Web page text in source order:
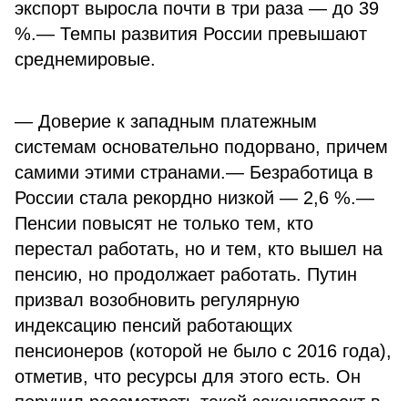
экспорт выросла почти в три раза — до 39
%.— Темпы развития России превышают
среднемировые.
— Доверие к западным платежным
системам основательно подорвано, причем
самими этими странами.— Безработица в
России стала рекордно низкой — 2,6 %.—
Пенсии повысят не только тем, кто
перестал работать, но и тем, кто вышел на
пенсию, но продолжает работать. Путин
призвал возобновить регулярную
индексацию пенсий работающих
пенсионеров (которой не было с 2016 года),
отметив, что ресурсы для этого есть. Он